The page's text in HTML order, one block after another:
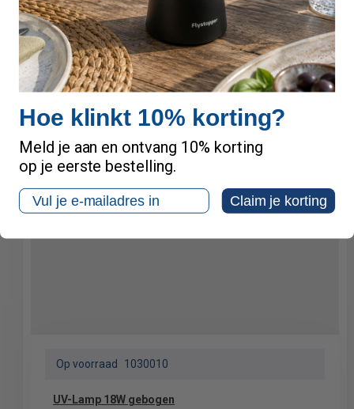
€ 6,95inclusief btw
Op voorraad 1030010
UV-Lamp 18W gebogen
Hoe klinkt 10% korting?
Meld je aan en ontvang 10% korting
op je eerste bestelling.
Email Claim je korting